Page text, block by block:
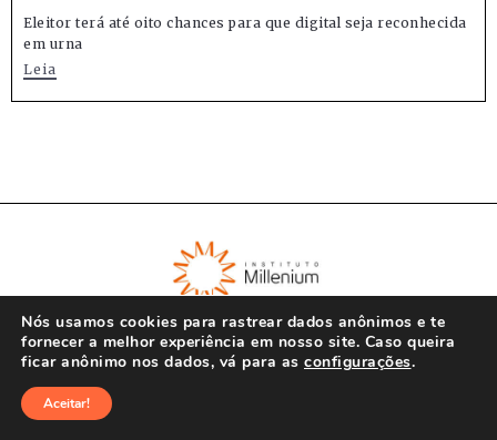
Eleitor terá até oito chances para que digital seja reconhecida
em urna
Leia
Nós usamos cookies para rastrear dados anônimos e te
fornecer a melhor experiência em nosso site. Caso queira
ficar anônimo nos dados, vá para as configurações.
Aceitar!